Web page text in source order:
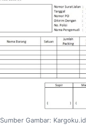
Sumber Gambar: Kargoku.id